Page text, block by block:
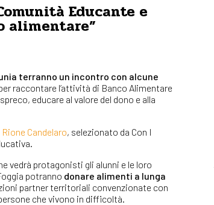
Educante e
alimentare”
terranno un incontro con alcune
raccontare l’attività di Banco Alimentare
educare al valore del dono e alla
Candelaro, selezionato da Con I
vedrà protagonisti gli alunni e le loro
potranno donare alimenti a lunga
partner territoriali convenzionate con
che vivono in difficoltà.